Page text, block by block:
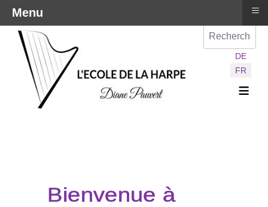
Sélectionnez
DE
FR
≡
Menu ≡